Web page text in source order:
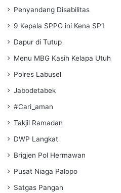
Penyandang Disabilitas
9 Kepala SPPG ini Kena SP1
Dapur di Tutup
Menu MBG Kasih Kelapa Utuh
Polres Labusel
Jabodetabek
#Cari_aman
Takjil Ramadan
DWP Langkat
Brigjen Pol Hermawan
Pusat Niaga Palopo
Satgas Pangan